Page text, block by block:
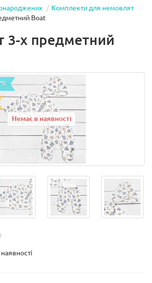
Комплекти для немовлят
Boat
3-х предметний
Немає в наявності